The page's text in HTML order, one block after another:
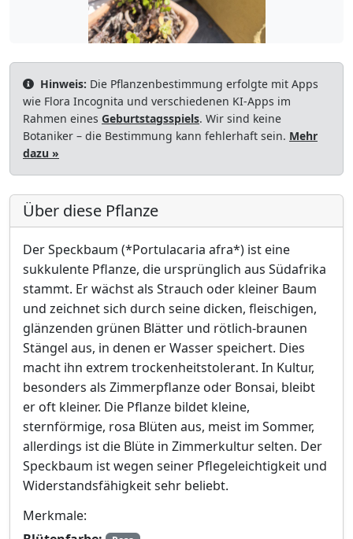
Hinweis: Die Pflanzenbestimmung erfolgte mit Apps
wie Flora Incognita und verschiedenen KI-Apps im
Rahmen eines Geburtstagsspiels. Wir sind keine
Botaniker – die Bestimmung kann fehlerhaft sein. Mehr
dazu »
Über diese Pflanze
Der Speckbaum (*Portulacaria afra*) ist eine
sukkulente Pflanze, die ursprünglich aus Südafrika
stammt. Er wächst als Strauch oder kleiner Baum
und zeichnet sich durch seine dicken, fleischigen,
glänzenden grünen Blätter und rötlich-braunen
Stängel aus, in denen er Wasser speichert. Dies
macht ihn extrem trockenheitstolerant. In Kultur,
besonders als Zimmerpflanze oder Bonsai, bleibt
er oft kleiner. Die Pflanze bildet kleine,
sternförmige, rosa Blüten aus, meist im Sommer,
allerdings ist die Blüte in Zimmerkultur selten. Der
Speckbaum ist wegen seiner Pflegeleichtigkeit und
Widerstandsfähigkeit sehr beliebt.
Merkmale: